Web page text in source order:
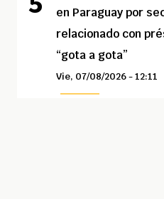
en Paraguay por
relacionado con
“gota a gota”
Vie, 07/08/2026 - 12:11